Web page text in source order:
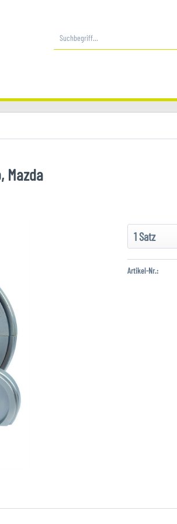
Mazda
Artikel-Nr.: